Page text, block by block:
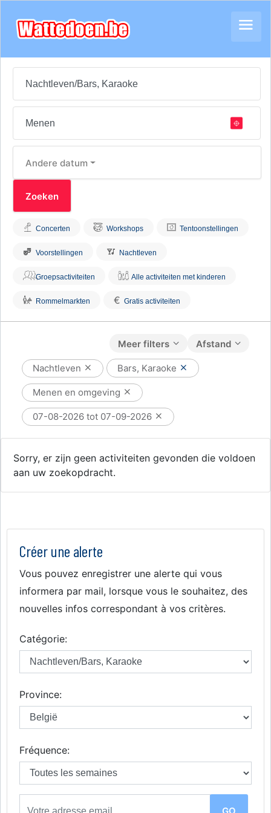
Andere datum
Concerten Workshops Tentoonstellingen
Voorstellingen Nachtleven
Groepsactiviteiten Alle activiteiten met kinderen
Rommelmarkten € Gratis activiteiten
Afstand
Meer filters
Nachtleven Bars, Karaoke
Menen en omgeving
07-08-2026 tot 07-09-2026
Sorry, er zijn geen activiteiten gevonden die voldoen
aan uw zoekopdracht.
Créer une alerte
Vous pouvez enregistrer une alerte qui vous
informera par mail, lorsque vous le souhaitez, des
nouvelles infos correspondant à vos critères.
Catégorie:
Province:
Fréquence: